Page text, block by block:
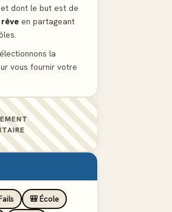
dont le but est de
en partageant
la
vous fournir votre
🎒 École